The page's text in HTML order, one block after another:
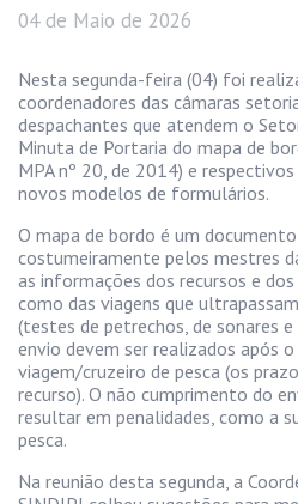
04 de Maio de 2026
Nesta segunda-feira (04) foi
coordenadores das câmaras
despachantes que atendem o
Minuta de Portaria do mapa de
MPA nº 20, de 2014) e
novos modelos de formulários.
O mapa de bordo é um
costumeiramente pelos mestres
as informações dos recursos e
como das viagens que
(testes de petrechos, de sonares
envio devem ser realizados após
viagem/cruzeiro de pesca (os
recurso). O não cumprimento do
resultar em penalidades, como a
pesca.
Na reunião desta segunda, a